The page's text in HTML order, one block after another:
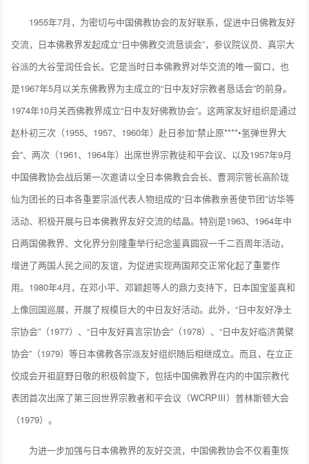
1955年7月，为密切与中国佛教协会的友好联系，促进中日佛教友好
交流，日本佛教界发起成立“日中佛教交流恳谈会”，参议院议员、真宗大
谷派的大谷莹润任会长。它是当时日本佛教界对华交流的唯一窗口，也
是1967年5月以关东佛教界为主成立的“日中友好宗教者恳话会”的前身。
1974年10月关西佛教界成立“日中友好佛教协会”。这两家友好组织是通过
赵朴初三次（1955、1957、1960年）赴日参加“禁止原****•氢弹世界大
会”、两次（1961、1964年）出席世界宗教徒和平会议、以及1957年9月
中国佛教协会战后第一次邀请以全日本佛教会会长、曹洞宗管长高阶珑
仙为团长的日本各重要宗派代表人物组成的“日本佛教亲善使节团”访华等
活动、积极开展与日本佛教界友好交流的结晶。特别是1963、1964年中
日两国佛教界、文化界分别隆重举行纪念鉴真圆寂一千二百周年活动，
增进了两国人民之间的友谊，为促进实现两国邦交正常化起了重要作
用。1980年4月，在邓小平、邓颖超等人的鼎力支持下，日本国宝鉴真和
上像回国巡展，开展了规模巨大的中日友好活动。此外，“日中友好净土
宗协会”（1977）、“日中友好真言宗协会”（1978）、“日中友好临济黄檗
协会”（1979）等日本佛教各宗派友好组织随后相继成立。而且，在立正
佼成会开祖庭野日敬的积极斡旋下，包括中国佛教界在内的中国宗教代
表团首次出席了第三回世界宗教者和平会议（WCRPⅢ）普林斯顿大会
（1979）。
为进一步加强与日本佛教界的友好交流，中国佛教协会不仅着重恢